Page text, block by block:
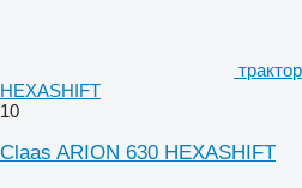
HEXASHIFT
10
Claas ARION 630 HEXASHIFT